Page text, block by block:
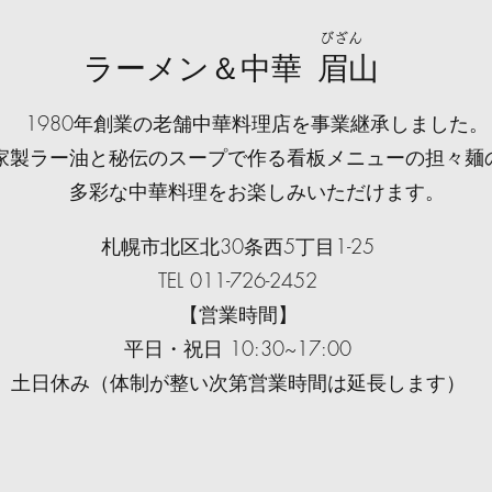
​ラーメン＆中華 眉山
びざん
1980年創業の老舗中華料理店を事業継承しました。
製ラー油と秘伝のスープで作る看板メニューの担々麺
多彩な中華料理をお楽しみいただけます。
札幌市北区北30条西5丁目1-25
TEL 011-726-2452
【営業時間】
平日・祝日 10:30~17:00
​土日休み（体制が整い次第営業時間は延長します）